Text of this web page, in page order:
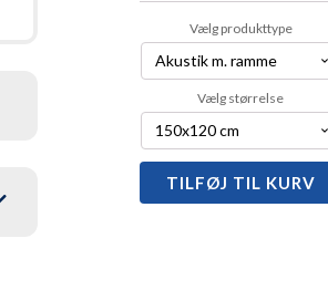
Vælg produkttype
Vælg størrelse
Akustikbillede
-
TILFØJ TIL KURV